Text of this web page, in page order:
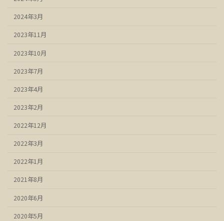
2024年3月
2023年11月
2023年10月
2023年7月
2023年4月
2023年2月
2022年12月
2022年3月
2022年1月
2021年8月
2020年6月
2020年5月